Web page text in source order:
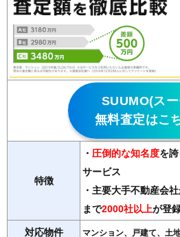
SUUMO(ス
無料査定はこ
特徴
・ 圧倒的な知名度を
サービス
・主要大手不動産会
まで2000社以上が登
対応物件 マンション、戸建て、土